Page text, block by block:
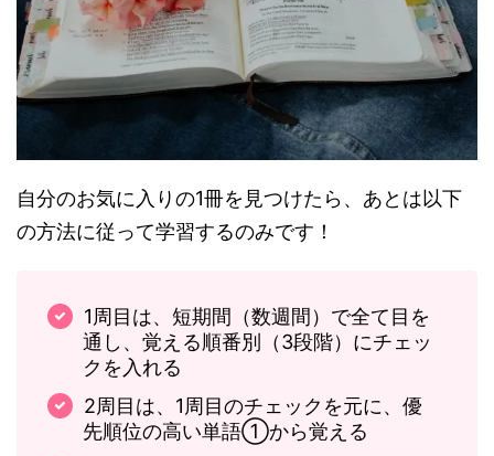
自分のお気に入りの1冊を見つけたら、あとは以下
の方法に従って学習するのみです！
1周目は、短期間（数週間）で全て目を
通し、覚える順番別（3段階）にチェッ
クを入れる
2周目は、1周目のチェックを元に、優
先順位の高い単語①から覚える